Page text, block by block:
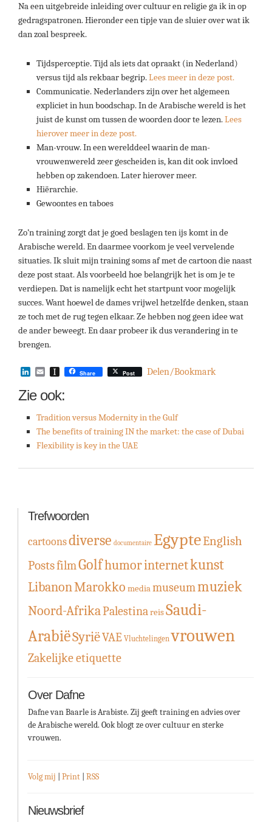
Na een uitgebreide inleiding over cultuur en religie ga ik in op
gedragspatronen. Hieronder een tipje van de sluier over wat ik
dan zoal bespreek.
Tijdsperceptie. Tijd als iets dat opraakt (in Nederland)
versus tijd als rekbaar begrip.Lees meer in deze post.
Communicatie. Nederlanders zijn over het algemeen
expliciet in hun boodschap. In de Arabische wereld is het
juist de kunst om tussen de woorden door te lezen.Lees
hierover meer in deze post.
Man-vrouw. In een werelddeel waarin de man-
vrouwenwereld zeer gescheiden is, kan dit ook invloed
hebben op zakendoen. Later hierover meer.
Hiërarchie.
Gewoontes en taboes
Zo’n training zorgt dat je goed beslagen ten ijs komt in de
Arabische wereld. En daarmee voorkom je veel vervelende
situaties. Ik sluit mijn training soms af met de cartoon die naast
deze post staat. Als voorbeeld hoe belangrijk het is om je te
verdiepen. Dat is namelijk echt het startpunt voor mogelijk
succes. Want hoewel de dames vrijwel hetzelfde denken, staan
ze toch met de rug tegen elkaar. Ze hebben nog geen idee wat
de ander beweegt. En daar probeer ik dus verandering in te
brengen.
LinkedIn
EmailInstapaper
Share Post Delen/Bookmark
Zie ook:
Tradition versus Modernity in the Gulf
The benefits of training IN the market: the case of Dubai
Flexibility is key in the UAE
Trefwoorden
cartoonsdiverse documentaire EgypteEnglish
PostsfilmGolfhumorinternetkunst
LibanonMarokko mediamuseummuziek
Noord-AfrikaPalestinareisSaudi-
ArabiëSyriëVAE Vluchtelingen vrouwen
Zakelijke etiquette
Over Dafne
Dafne van Baarle is Arabiste. Zij geeft training en advies over
de Arabische wereld. Ook blogt ze over cultuur en sterke
vrouwen.
Volg mij Print RSS
Nieuwsbrief